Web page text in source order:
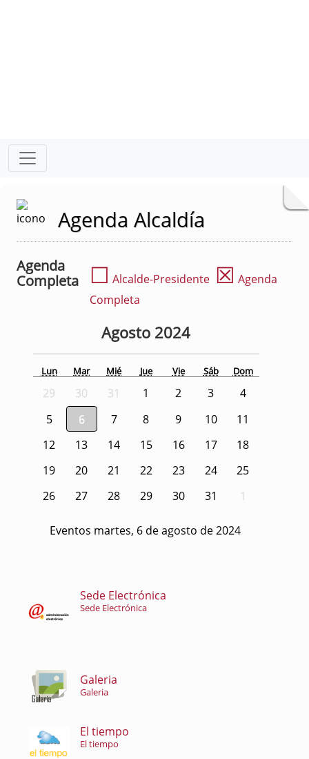
Agenda Alcaldía
Agenda
Completa
☐ Alcalde-Presidente ☒ Agenda
Completa
Agosto 2024
Lun Mar Mié Jue Vie Sáb Dom
29 30 31 1 2 3
4
5
6 7 8 9 10
11
12
13 14 15 16 17
18
19
20 21 22 23 24
25
26
27 28 29 30 31 1
Eventos martes, 6 de agosto de 2024
Sede Electrónica
Sede Electrónica
Galeria
Galeria
El tiempo
El tiempo